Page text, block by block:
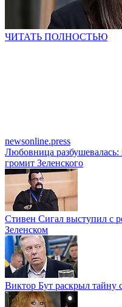
ЧИТАТЬ ПОЛНОСТЬЮ
newsonline.press
Любовница
громит Зеленского
Стивен Сигал выступил с
Зеленском
Виктор Бут раскрыл тайну